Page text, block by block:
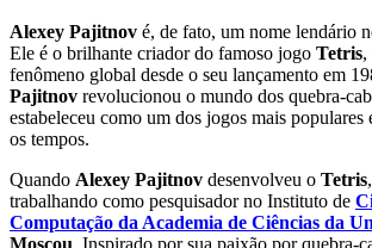
Alexey Pajitnov é, de fato, um nome lendário
Ele é o brilhante criador do famoso jogo Tetris,
fenômeno global desde o seu lançamento em
Pajitnov revolucionou o mundo dos quebra-
estabeleceu como um dos jogos mais populares
os tempos.
Quando Alexey Pajitnov desenvolveu o Tetris
trabalhando como pesquisador no Instituto de
Computação da Academia de Ciências da
Moscou. Inspirado por sua paixão por quebra-